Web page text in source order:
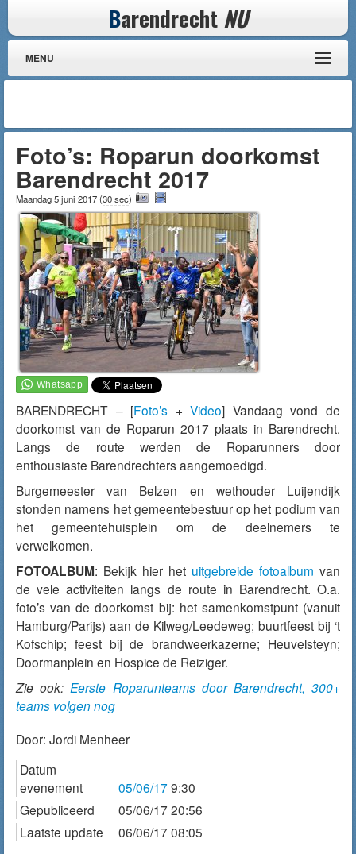
Barendrecht NU
MENU
Foto’s: Roparun doorkomst
Barendrecht 2017
Maandag 5 juni 2017(30 sec)
BARENDRECHT – [Foto’s +Video] Vandaag vond de
doorkomst van de Roparun 2017 plaats in Barendrecht.
Langs de route werden de Roparunners door
enthousiaste Barendrechters aangemoedigd.
Burgemeester van Belzen en wethouder Luijendijk
stonden namens het gemeentebestuur op het podium van
het gemeentehuisplein om de deelnemers te
verwelkomen.
FOTOALBUM: Bekijk hier het uitgebreide fotoalbum van
de vele activiteiten langs de route in Barendrecht. O.a.
foto’s van de doorkomst bij: het samenkomstpunt (vanuit
Hamburg/Parijs) aan de Kilweg/Leedeweg; buurtfeest bij ‘t
Kofschip; feest bij de brandweerkazerne; Heuvelsteyn;
Doormanplein en Hospice de Reiziger.
Zie ook: Eerste Roparunteams door Barendrecht, 300+
teams volgen nog
Door: Jordi Menheer
Datum
evenement
05/06/17 9:30
Gepubliceerd
05/06/17 20:56
Laatste update
06/06/17 08:05